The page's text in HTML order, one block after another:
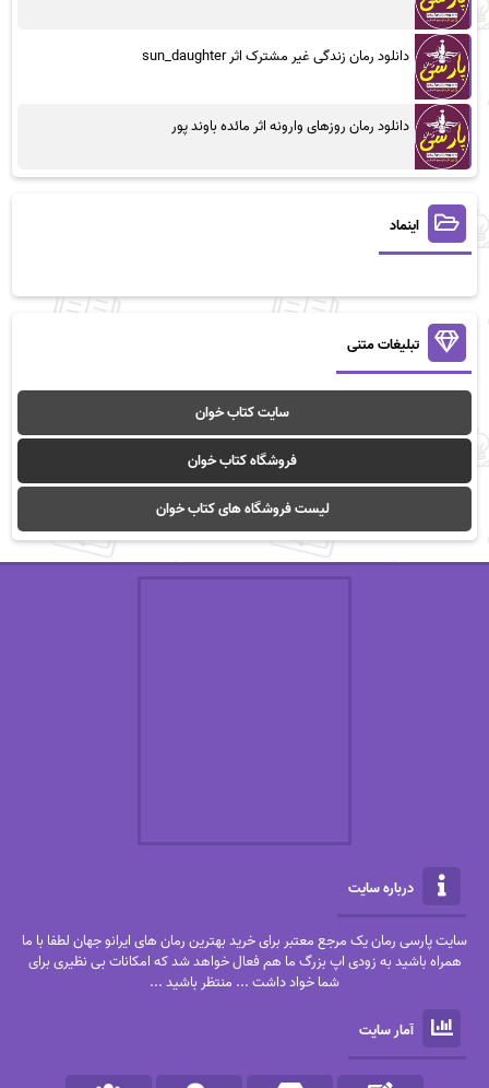
دانلود رمان زندگی غیر مشترک اثر sun_daughter
دانلود رمان روزهای وارونه اثر مائده باوند پور
اینماد
تبلیغات متنی
سایت کتاب خوان
فروشگاه کتاب خوان
لیست فروشگاه های کتاب خوان
درباره سایت
سایت پارسی رمان یک مرجع معتبر برای خرید بهترین رمان های ایرانو جهان لطفا با ما
همراه باشید به زودی اپ بزرگ ما هم فعال خواهد شد که امکانات بی نظیری برای
شما خواد داشت ... منتظر باشید ...
آمار سایت